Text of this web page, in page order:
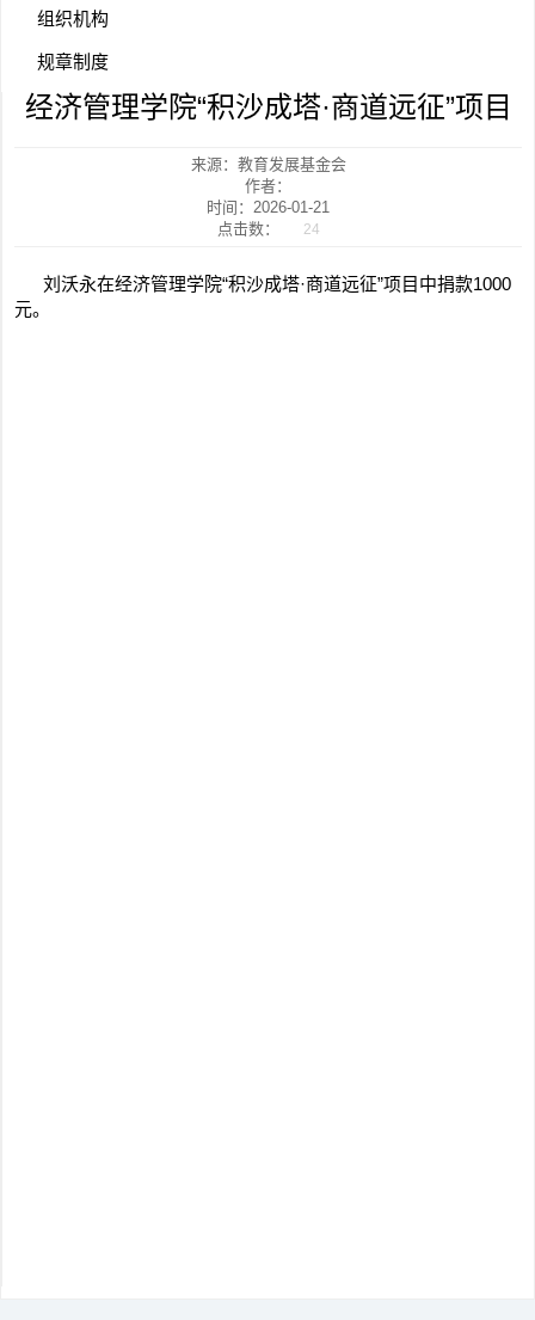
组织机构
规章制度
经济管理学院“积沙成塔·商道远征”项目
来源：教育发展基金会
作者：
时间：2026-01-21
点击数：
24
刘沃永在经济管理学院“积沙成塔·商道远征”项目中捐款1000
元。